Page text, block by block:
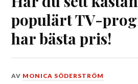
populärt TV-
har bästa pris!
DEN
AV MONICA SÖDERSTRÖM